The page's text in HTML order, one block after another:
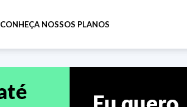
CONHEÇA NOSSOS PLANOS